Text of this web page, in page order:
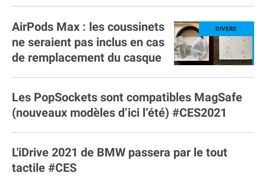
AirPods Max : les coussinets
ne seraient pas inclus en cas
de remplacement du casque
Les PopSockets sont compatibles MagSafe
(nouveaux modèles d’ici l’été) #CES2021
L'iDrive 2021 de BMW passera par le tout
tactile #CES